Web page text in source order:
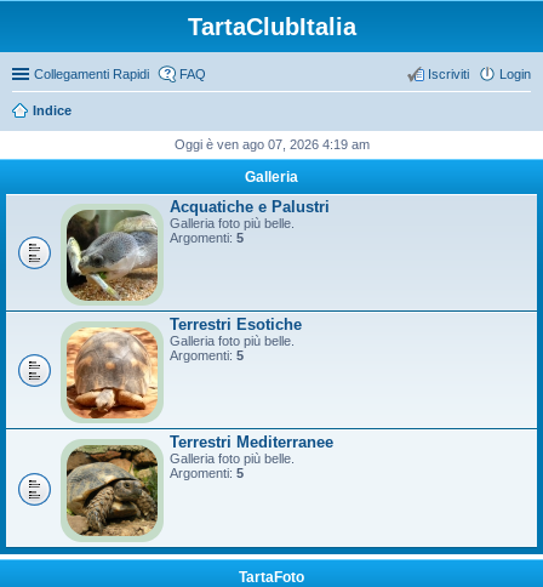
TartaClubItalia
Collegamenti Rapidi FAQ Login
Iscriviti
Indice
Oggi è ven ago 07, 2026 4:19 am
Galleria
Acquatiche e Palustri
Galleria foto più belle.
Argomenti: 5
Terrestri Esotiche
Galleria foto più belle.
Argomenti: 5
Terrestri Mediterranee
Galleria foto più belle.
Argomenti: 5
TartaFoto